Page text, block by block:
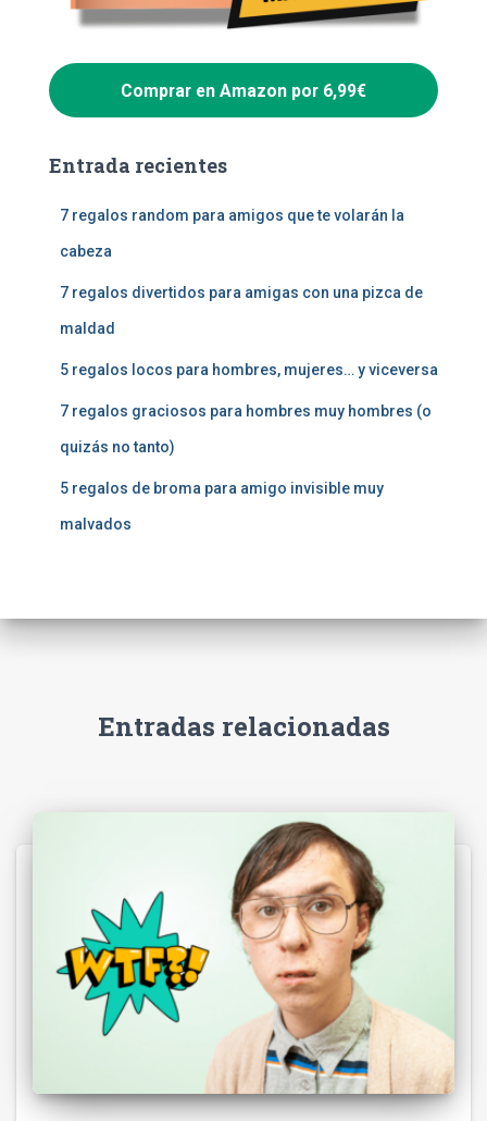
Comprar en Amazon por 6,99€
Entrada recientes
7 regalos random para amigos que te volarán la
cabeza
7 regalos divertidos para amigas con una pizca de
maldad
5 regalos locos para hombres, mujeres… y viceversa
7 regalos graciosos para hombres muy hombres (o
quizás no tanto)
5 regalos de broma para amigo invisible muy
malvados
Entradas relacionadas